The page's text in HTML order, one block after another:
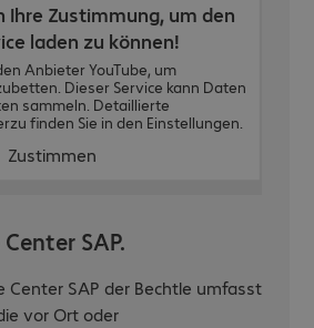
Ihre Zustimmung, um den
laden zu können!
Anbieter YouTube, um
Dieser Service kann Daten
sammeln. Detaillierte
finden Sie in den Einstellungen.
Zustimmen
SAP.
Center SAP der Bechtle umfasst
vor Ort oder